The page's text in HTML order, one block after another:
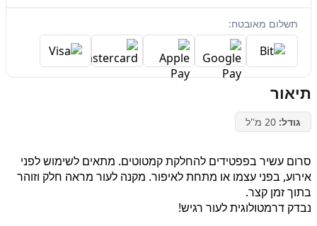
תשלום מאובטח:
תיאור
גודל: 20 מ"ל
סרום עשיר בפפטידים להחלקת קמטוטים. מתאים לשימוש לפני
אירוע, בפני עצמו או מתחת לאיפור. מקנה לעור מראה חלק וזוהר
בתוך זמן קצר.
נבדק דרמטולוגית לעור רגיש!